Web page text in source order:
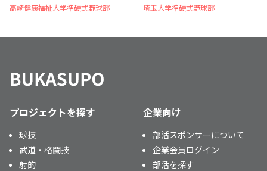
高崎健康福祉大学準硬式野球部 埼玉大学準硬式野球部
プロジェクトを探す
球技
武道・格闘技
射的
企業向け
部活スポンサーについて
企業会員ログイン
部活を探す